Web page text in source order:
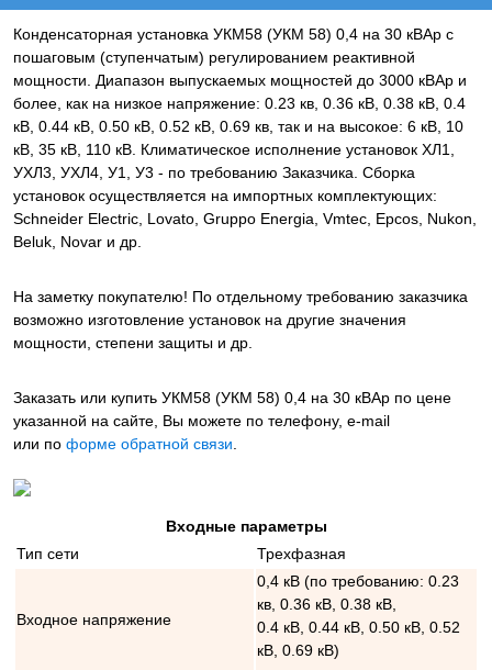
Конденсаторная установка УКМ58 (УКМ 58) 0,4 на 30 кВАр с
пошаговым (ступенчатым) регулированием реактивной
мощности. Диапазон выпускаемых мощностей до 3000 кВАр и
более, как на низкое напряжение: 0.23 кв, 0.36 кВ, 0.38 кВ, 0.4
кВ, 0.44 кВ, 0.50 кВ, 0.52 кВ, 0.69 кв, так и на высокое: 6 кВ, 10
кВ, 35 кВ, 110 кВ. Климатическое исполнение установок ХЛ1,
УХЛ3, УХЛ4, У1, У3 - по требованию Заказчика. Сборка
установок осуществляется на импортных комплектующих:
Schneider Electric, Lovato, Gruppo Energia, Vmtec, Epcos, Nukon,
Beluk, Novar и др.
На заметку покупателю! По отдельному требованию заказчика
возможно изготовление установок на другие значения
мощности, степени защиты и др.
Заказать или купить УКМ58 (УКМ 58) 0,4 на 30 кВАр по цене
указанной на сайте, Вы можете по телефону, e-mail
или по форме обратной связи.
Входные параметры
Тип сети
Трехфазная
Входное напряжение
0,4 кВ (по требованию: 0.23
кв, 0.36 кВ, 0.38 кВ,
0.4 кВ, 0.44 кВ, 0.50 кВ, 0.52
кВ, 0.69 кВ)